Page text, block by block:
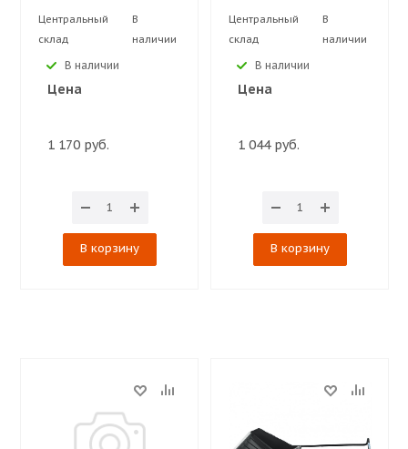
Центральный
склад
В
наличии
В наличии
Цена
1 170 руб.
В корзину
Центральный
склад
В
наличии
В наличии
Цена
1 044 руб.
В корзину